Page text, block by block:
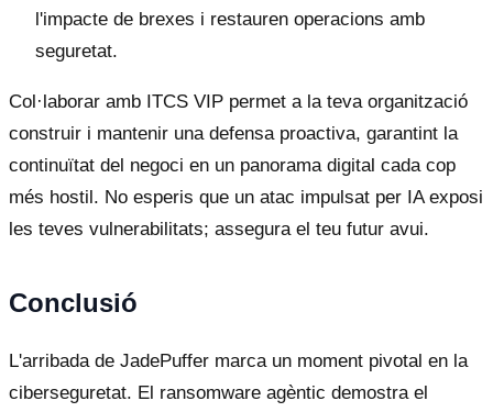
l'impacte de brexes i restauren operacions amb
seguretat.
Col·laborar amb ITCS VIP permet a la teva organització
construir i mantenir una defensa proactiva, garantint la
continuïtat del negoci en un panorama digital cada cop
més hostil. No esperis que un atac impulsat per IA exposi
les teves vulnerabilitats; assegura el teu futur avui.
Conclusió
L'arribada de JadePuffer marca un moment pivotal en la
ciberseguretat. El ransomware agèntic demostra el